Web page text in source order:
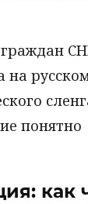
на
понятно
как